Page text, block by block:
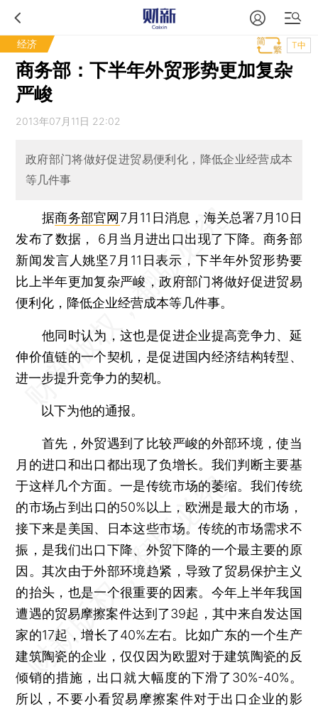
经济 T中
商务部：下半年外贸形势更加复杂
严峻
2013年07月11日 22:02
政府部门将做好促进贸易便利化，降低企业经营成本
等几件事
据商务部官网 7月11日消息，海关总署7月10日
发布了数据， 6月当月进出口出现了下降。商务部
新闻发言人姚坚7月11日表示，下半年外贸形势要
比上半年更加复杂严峻，政府部门将做好促进贸易
便利化，降低企业经营成本等几件事。
他同时认为，这也是促进企业提高竞争力、延
伸价值链的一个契机，是促进国内经济结构转型、
进一步提升竞争力的契机。
以下为他的通报。
首先，外贸遇到了比较严峻的外部环境，使当
月的进口和出口都出现了负增长。我们判断主要基
于这样几个方面。一是传统市场的萎缩。我们传统
的市场占到出口的50%以上，欧洲是最大的市场，
接下来是美国、日本这些市场。传统的市场需求不
振，是我们出口下降、外贸下降的一个最主要的原
因。其次由于外部环境趋紧，导致了贸易保护主义
的抬头，也是一个很重要的因素。今年上半年我国
遭遇的贸易摩擦案件达到了39起，其中来自发达国
家的17起，增长了40%左右。比如广东的一个生产
建筑陶瓷的企业，仅仅因为欧盟对于建筑陶瓷的反
倾销的措施，出口就大幅度的下滑了30%-40%。
所以，不要小看贸易摩擦案件对于出口企业的影